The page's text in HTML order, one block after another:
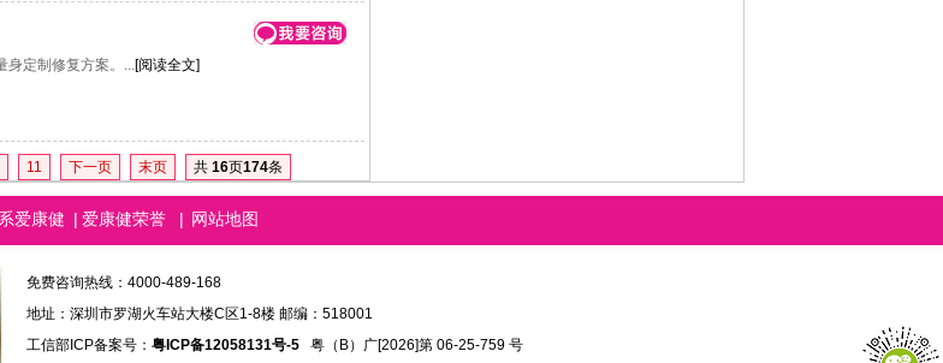
定制修复方案。...[阅读全文]
11 下一页 末页 共16页174条
爱康健 |爱康健荣誉 | 网站地图
免费咨询热线：4000-489-168
地址：深圳市罗湖火车站大楼C区1-8楼 邮编：518001
工信部ICP备案号： 粤ICP备12058131号-5 粤（B）广[2026]第 06-25-759 号